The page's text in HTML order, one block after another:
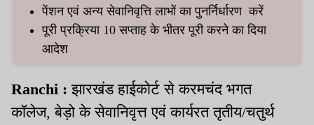
पेंशन एवं अन्य सेवानिवृत्ति लाभों का पुनर्निर्धारण करें
पूरी प्रक्रिया 10 सप्ताह के भीतर पूरी करने का दिया
आदेश
Ranchi : झारखंड हाईकोर्ट से करमचंद भगत
कॉलेज, बेड़ो के सेवानिवृत्त एवं कार्यरत तृतीय/चतुर्थ